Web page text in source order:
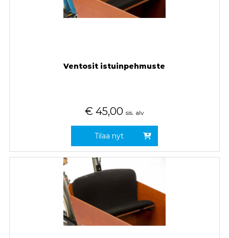
Ventosit istuinpehmuste
€ 45,00 sis. alv
Tilaa nyt